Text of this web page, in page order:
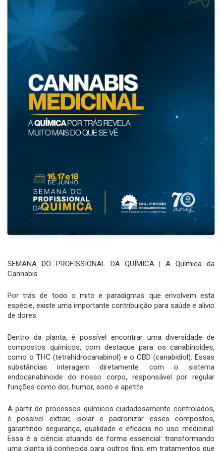
SEMANA DO PROFISSIONAL DA QUÍMICA | A Química da
Cannabis
Por trás de todo o mito e paradigmas que envolvem esta
espécie, existe uma importante contribuição para saúde e alívio
de dores.
Dentro da planta, é possível encontrar uma diversidade de
compostos químicos, com destaque para os canabinoides,
como o THC (tetrahidrocanabinol) e o CBD (canabidiol). Essas
substâncias interagem diretamente com o sistema
endocanabinoide do nosso corpo, responsável por regular
funções como dor, humor, sono e apetite.
A partir de processos químicos cuidadosamente controlados,
é possível extrair, isolar e padronizar esses compostos,
garantindo segurança, qualidade e eficácia no uso medicinal.
Essa é a ciência atuando de forma essencial: transformando
uma planta já conhecida para outros fins, em tratamentos que